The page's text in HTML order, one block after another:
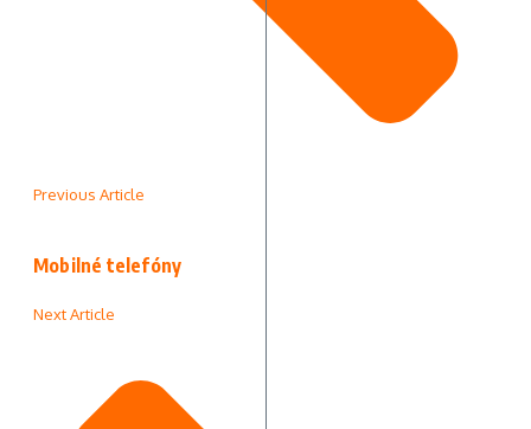
Previous Article
Mobilné telefóny
Next Article